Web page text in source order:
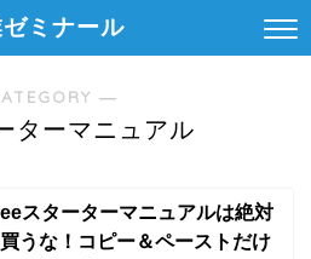
ミナール
―
ターマニュアル
スターターマニュアルは絶対
うな！コピー＆ペーストだけ